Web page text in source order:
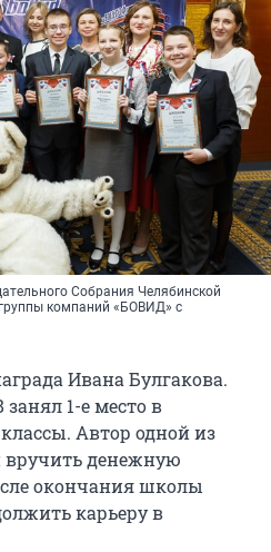
Собрания Челябинской
компаний «БОВИД» с
Ивана Булгакова.
1-е место в
Автор одной из
денежную
окончания школы
карьеру в